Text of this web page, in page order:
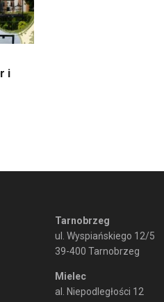
i
Tarnobrzeg
ul. Wyspiańskiego 12/5
39-400 Tarnobrzeg
Mielec
al. Niepodległości 12